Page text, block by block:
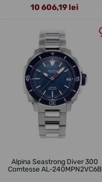
10 606,19 lei
Alpina Seastrong Diver 300
Comtesse AL-240MPN2VC6B